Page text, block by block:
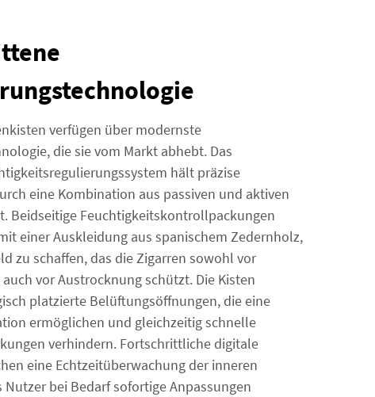
verfügen über modernste
die sie vom Markt abhebt. Das
hält präzise
eine Kombination aus passiven und aktiven
Beidseitige Feuchtigkeitskontrollpackungen
einer Auskleidung aus spanischem Zedernholz,
zu schaffen, das die Zigarren sowohl vor
vor Austrocknung schützt. Die Kisten
platzierte Belüftungsöffnungen, die eine
ermöglichen und gleichzeitig schnelle
verhindern. Fortschrittliche digitale
eine Echtzeitüberwachung der inneren
Nutzer bei Bedarf sofortige Anpassungen